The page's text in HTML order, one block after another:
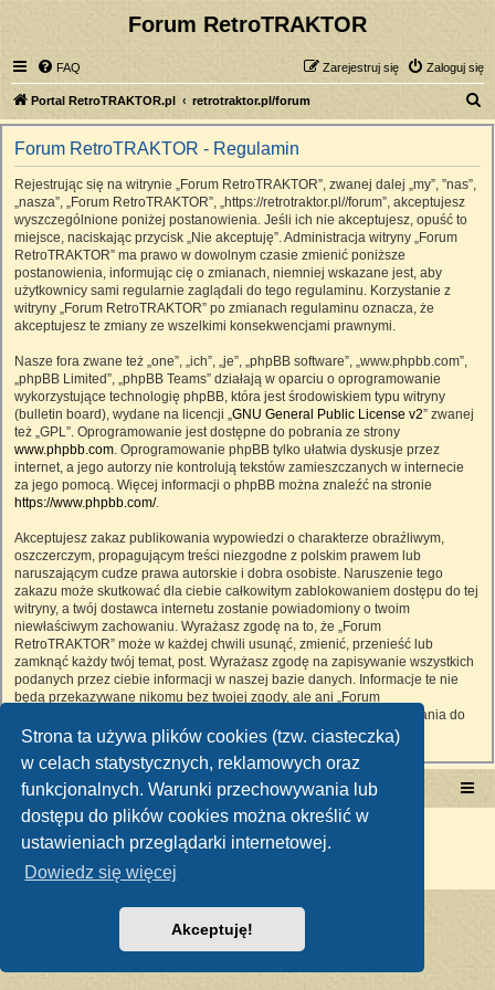
Strona ta używa plików cookies (tzw. ciasteczka)
w celach statystycznych, reklamowych oraz
funkcjonalnych. Warunki przechowywania lub
dostępu do plików cookies można określić w
ustawieniach przeglądarki internetowej.
Dowiedz się więcej
Akceptuję!
Forum RetroTRAKTOR
FAQ Zaloguj się
Zarejestruj się
Portal RetroTRAKTOR.pl retrotraktor.pl/forum
z
Forum RetroTRAKTOR - Regulamin
Rejestrując się na witrynie „Forum RetroTRAKTOR”, zwanej dalej „my”, ”nas”,
„nasza”, „Forum RetroTRAKTOR”, „https://retrotraktor.pl//forum”, akceptujesz
wyszczególnione poniżej postanowienia. Jeśli ich nie akceptujesz, opuść to
miejsce, naciskając przycisk „Nie akceptuję”. Administracja witryny „Forum
RetroTRAKTOR” ma prawo w dowolnym czasie zmienić poniższe
postanowienia, informując cię o zmianach, niemniej wskazane jest, aby
użytkownicy sami regularnie zaglądali do tego regulaminu. Korzystanie z
witryny „Forum RetroTRAKTOR” po zmianach regulaminu oznacza, że
akceptujesz te zmiany ze wszelkimi konsekwencjami prawnymi.
Nasze fora zwane też „one”, „ich”, „je”, „phpBB software”, „www.phpbb.com”,
„phpBB Limited”, „phpBB Teams” działają w oparciu o oprogramowanie
wykorzystujące technologię phpBB, która jest środowiskiem typu witryny
(bulletin board), wydane na licencji „GNU General Public License v2” zwanej
też „GPL”. Oprogramowanie jest dostępne do pobrania ze strony
www.phpbb.com. Oprogramowanie phpBB tylko ułatwia dyskusje przez
internet, a jego autorzy nie kontrolują tekstów zamieszczanych w internecie
za jego pomocą. Więcej informacji o phpBB można znaleźć na stronie
https://www.phpbb.com/.
Akceptujesz zakaz publikowania wypowiedzi o charakterze obraźliwym,
oszczerczym, propagującym treści niezgodne z polskim prawem lub
naruszającym cudze prawa autorskie i dobra osobiste. Naruszenie tego
zakazu może skutkować dla ciebie całkowitym zablokowaniem dostępu do tej
witryny, a twój dostawca internetu zostanie powiadomiony o twoim
niewłaściwym zachowaniu. Wyrażasz zgodę na to, że „Forum
RetroTRAKTOR” może w każdej chwili usunąć, zmienić, przenieść lub
zamknąć każdy twój temat, post. Wyrażasz zgodę na zapisywanie wszystkich
podanych przez ciebie informacji w naszej bazie danych. Informacje te nie
będą przekazywane nikomu bez twojej zgody, ale ani „Forum
RetroTRAKTOR”, ani phpBB nie ponosi odpowiedzialności za włamania do
witryny, podczas których może dojść do kradzieży danych.
Portal RetroTRAKTOR.pl retrotraktor.pl/forum
Technologię dostarcza
Polski pakiet językowy dostarczaphpBB.pl
Zasady ochrony danych osobowych